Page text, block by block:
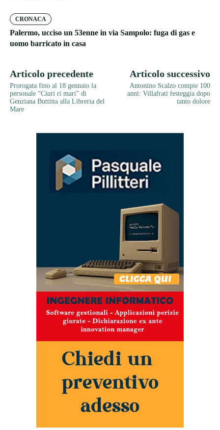
CRONACA
Palermo, ucciso un 53enne in via Sampolo: fuga di gas e
uomo barricato in casa
Articolo precedente
Prorogata fino al 18 gennaio la
personale “Ciuri ri mari” di
Genziana Buttitta alla Libreria del
Mare
Articolo successivo
Antonino Scalzo compie 100
anni: Villafrati festeggia dopo
tanto dolore